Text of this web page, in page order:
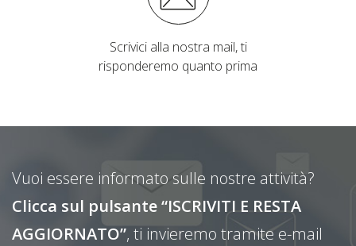
Scrivici alla nostra mail, ti
risponderemo quanto prima
Vuoi essere informato sulle nostre attività?
Clicca sul pulsante “ISCRIVITI E RESTA
AGGIORNATO”, ti invieremo tramite e-mail